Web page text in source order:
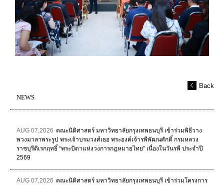
Back
NEWS
AUG 07,2026 คณะนิติศาสตร์ มหาวิทยาลัยกรุงเทพธนบุรี เข้าร่วมพิธีวาง
พวงมาลาพระรูป พระเจ้าบรมวงศ์เธอ พระองค์เจ้ารพีพัฒนศักดิ์ กรมหลวง
ราชบุรีดิเรกฤทธิ์ “พระบิดาแห่งวงการกฎหมายไทย” เนื่องในวันรพี ประจำปี
2569
AUG 07,2026 คณะนิติศาสตร์ มหาวิทยาลัยกรุงเทพธนบุรี เข้าร่วมโครงการ